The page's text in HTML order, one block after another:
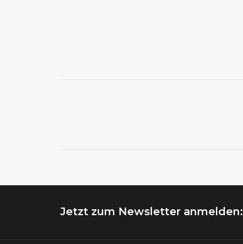
Jetzt zum Newsletter anmelden: